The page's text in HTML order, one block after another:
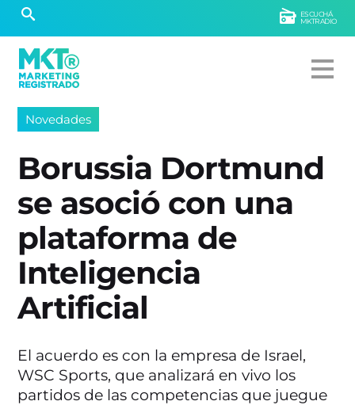
ESCUCHÁ
MKTRADIO
Novedades
Borussia Dortmund
se asoció con una
plataforma de
Inteligencia
Artificial
El acuerdo es con la empresa de Israel,
WSC Sports, que analizará en vivo los
partidos de las competencias que juegue